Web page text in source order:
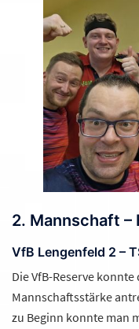
2. Mannschaft –
VfB Lengenfeld 2 –
Die VfB-Reserve
Mannschaftsstärke
zu Beginn konnte man